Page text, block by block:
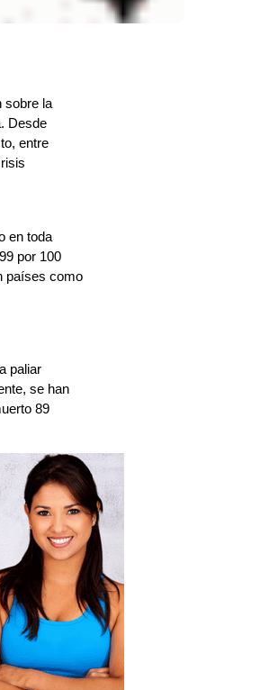
sobre la
Desde
entre
en toda
por 100
países como
paliar
se han
89